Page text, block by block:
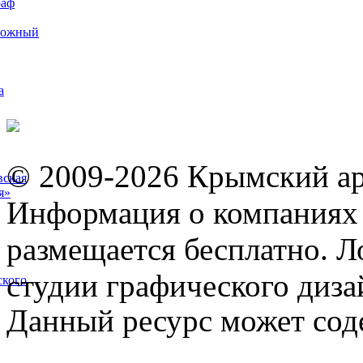
© 2009-2026 Крымский
Информация о компаниях
размещается бесплатно.
студии графического
Данный ресурс может